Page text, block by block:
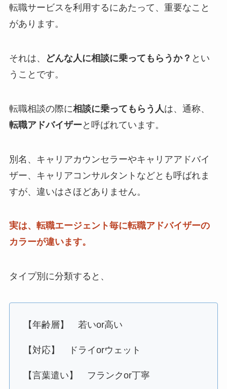
転職サービスを利用するにあたって、重要なこと
があります。
それは、 どんな人に相談に乗ってもらうか？ とい
うことです。
転職相談の際に相談に乗ってもらう人 は、通称、
転職アドバイザー と呼ばれています。
別名、キャリアカウンセラーやキャリアアドバイ
ザー、キャリアコンサルタントなどとも呼ばれま
すが、違いはさほどありません。
実は、転職エージェント毎に転職アドバイザーの
カラーが違います。
タイプ別に分類すると、
【年齢層】 若いor高い
【対応】 ドライorウェット
【言葉遣い】 フランクor丁寧